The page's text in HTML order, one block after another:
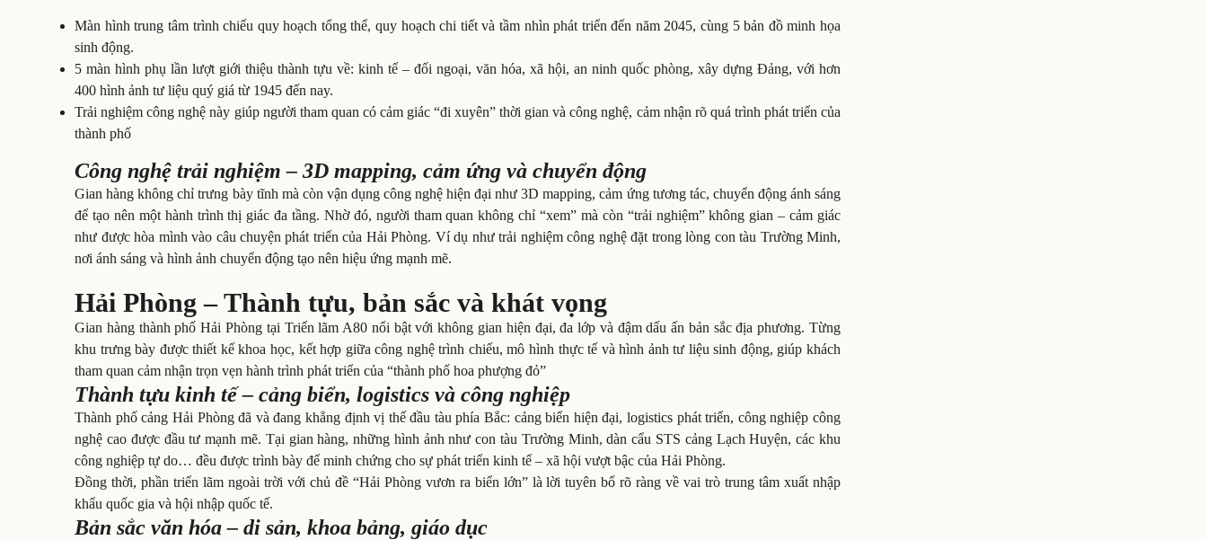
Màn hình trung tâm trình chiếu quy hoạch tổng thể, quy hoạch chi tiết và tầm nhìn phát triển đến năm 2045, cùng 5 bản đồ minh họa
sinh động.
5 màn hình phụ lần lượt giới thiệu thành tựu về: kinh tế – đối ngoại, văn hóa, xã hội, an ninh quốc phòng, xây dựng Đảng, với hơn
400 hình ảnh tư liệu quý giá từ 1945 đến nay.
Trải nghiệm công nghệ này giúp người tham quan có cảm giác “đi xuyên” thời gian và công nghệ, cảm nhận rõ quá trình phát triển của
thành phố
Công nghệ trải nghiệm – 3D mapping, cảm ứng và chuyển động
Gian hàng không chỉ trưng bày tĩnh mà còn vận dụng công nghệ hiện đại như 3D mapping, cảm ứng tương tác, chuyển động ánh sáng
để tạo nên một hành trình thị giác đa tầng. Nhờ đó, người tham quan không chỉ “xem” mà còn “trải nghiệm” không gian – cảm giác
như được hòa mình vào câu chuyện phát triển của Hải Phòng. Ví dụ như trải nghiệm công nghệ đặt trong lòng con tàu Trường Minh,
nơi ánh sáng và hình ảnh chuyển động tạo nên hiệu ứng mạnh mẽ.
Hải Phòng – Thành tựu, bản sắc và khát vọng
Gian hàng thành phố Hải Phòng tại Triển lãm A80 nổi bật với không gian hiện đại, đa lớp và đậm dấu ấn bản sắc địa phương. Từng
khu trưng bày được thiết kế khoa học, kết hợp giữa công nghệ trình chiếu, mô hình thực tế và hình ảnh tư liệu sinh động, giúp khách
tham quan cảm nhận trọn vẹn hành trình phát triển của “thành phố hoa phượng đỏ”
Thành tựu kinh tế – cảng biển, logistics và công nghiệp
Thành phố cảng Hải Phòng đã và đang khẳng định vị thế đầu tàu phía Bắc: cảng biển hiện đại, logistics phát triển, công nghiệp công
nghệ cao được đầu tư mạnh mẽ. Tại gian hàng, những hình ảnh như con tàu Trường Minh, dàn cẩu STS cảng Lạch Huyện, các khu
công nghiệp tự do… đều được trình bày để minh chứng cho sự phát triển kinh tế – xã hội vượt bậc của Hải Phòng.
Đồng thời, phần triển lãm ngoài trời với chủ đề “Hải Phòng vươn ra biển lớn” là lời tuyên bố rõ ràng về vai trò trung tâm xuất nhập
khẩu quốc gia và hội nhập quốc tế.
Bản sắc văn hóa – di sản, khoa bảng, giáo dục